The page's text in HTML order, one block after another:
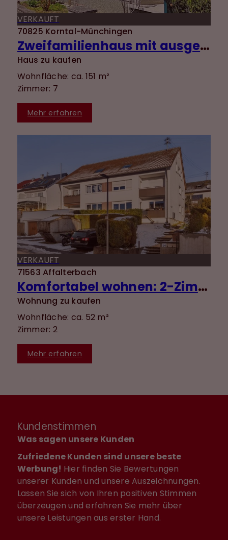
VERKAUFT
70825 Korntal-Münchingen
Zweifamilienhaus mit ausgebautem DG, Garten und Garage in ruhiger Lage von Münchingen!
Haus zu kaufen
Wohnfläche: ca. 151 m²
Zimmer: 7
Mehr erfahren
VERKAUFT
71563 Affalterbach
Komfortabel wohnen: 2-Zimmer-Wohnung mit EBK, Terrasse & ebenerdigem Zugang
Wohnung zu kaufen
Wohnfläche: ca. 52 m²
Zimmer: 2
Mehr erfahren
Kundenstimmen
Was sagen unsere Kunden
Zufriedene Kunden sind unsere beste
Werbung! Hier finden Sie Bewertungen
unserer Kunden und unsere Auszeichnungen.
Lassen Sie sich von Ihren positiven Stimmen
überzeugen und erfahren Sie mehr über
unsere Leistungen aus erster Hand.